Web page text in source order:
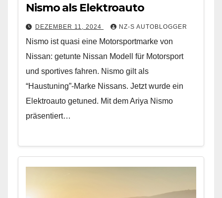
Nismo als Elektroauto
DEZEMBER 11, 2024 NZ-S AUTOBLOGGER
Nismo ist quasi eine Motorsportmarke von
Nissan: getunte Nissan Modell für Motorsport
und sportives fahren. Nismo gilt als
“Haustuning”-Marke Nissans. Jetzt wurde ein
Elektroauto getuned. Mit dem Ariya Nismo
präsentiert…